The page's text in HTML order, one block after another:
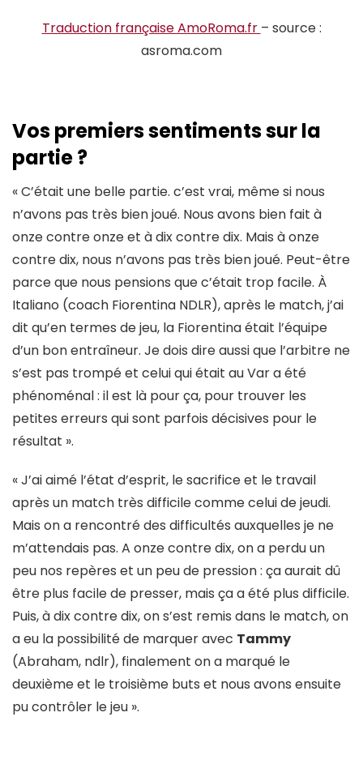
Traduction française AmoRoma.fr – source :
asroma.com
Vos premiers sentiments sur la
partie ?
« C’était une belle partie. c’est vrai, même si nous
n’avons pas très bien joué. Nous avons bien fait à
onze contre onze et à dix contre dix. Mais à onze
contre dix, nous n’avons pas très bien joué. Peut-être
parce que nous pensions que c’était trop facile. À
Italiano (coach Fiorentina NDLR), après le match, j’ai
dit qu’en termes de jeu, la Fiorentina était l’équipe
d’un bon entraîneur. Je dois dire aussi que l’arbitre ne
s’est pas trompé et celui qui était au Var a été
phénoménal : il est là pour ça, pour trouver les
petites erreurs qui sont parfois décisives pour le
résultat ».
« J’ai aimé l’état d’esprit, le sacrifice et le travail
après un match très difficile comme celui de jeudi.
Mais on a rencontré des difficultés auxquelles je ne
m’attendais pas. A onze contre dix, on a perdu un
peu nos repères et un peu de pression : ça aurait dû
être plus facile de presser, mais ça a été plus difficile.
Puis, à dix contre dix, on s’est remis dans le match, on
a eu la possibilité de marquer avec Tammy
(Abraham, ndlr), finalement on a marqué le
deuxième et le troisième buts et nous avons ensuite
pu contrôler le jeu ».